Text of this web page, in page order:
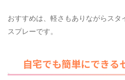
おすすめは、軽さもありながらスタ
スプレーです。
自宅でも簡単にできる